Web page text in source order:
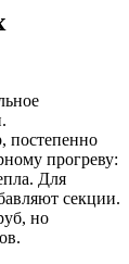
постепенно
прогреву:
Для
секции.
но